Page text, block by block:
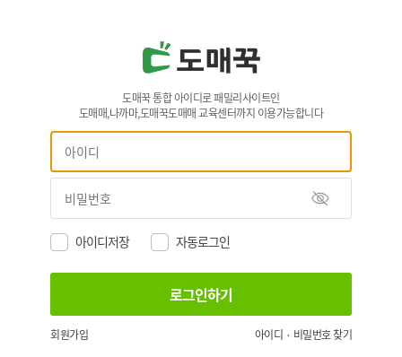
도매꾹 통합 아이디로 패밀리사이트인
도매매,나까마,도매꾹도매매 교육센터까지 이용가능합니다
아이디저장 자동로그인
회원가입 아이디 · 비밀번호 찾기